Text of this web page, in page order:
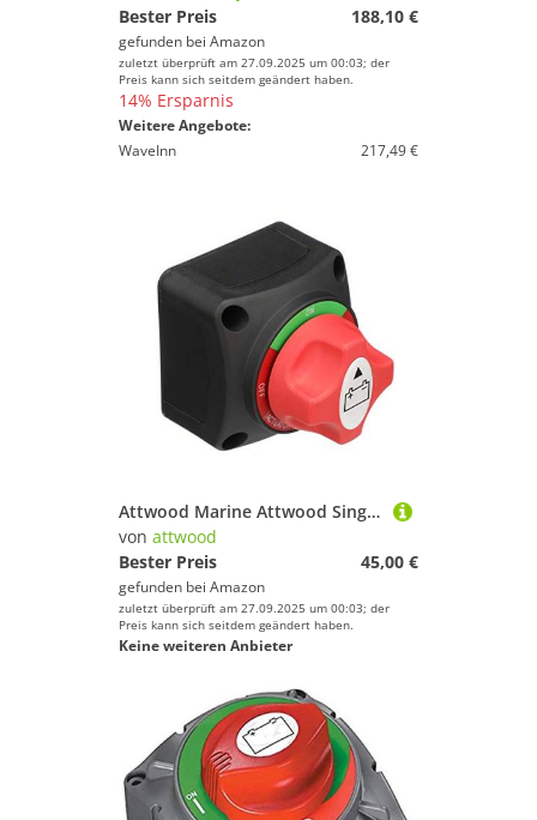
Bester Preis
188,10 €
gefunden bei Amazon
zuletzt überprüft am 27.09.2025 um 00:03; der
Preis kann sich seitdem geändert haben.
14% Ersparnis
Weitere Angebote:
WaveInn
217,49 €
Attwood Marine Attwood Single Battery Switch - 12-50 VDC
von attwood
Bester Preis
45,00 €
gefunden bei Amazon
zuletzt überprüft am 27.09.2025 um 00:03; der
Preis kann sich seitdem geändert haben.
Keine weiteren Anbieter